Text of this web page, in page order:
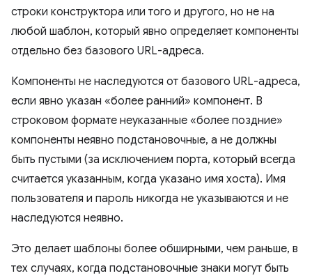
строки конструктора или того и другого, но не на
любой шаблон, который явно определяет компоненты
отдельно без базового URL-адреса.
Компоненты не наследуются от базового URL-адреса,
если явно указан «более ранний» компонент. В
строковом формате неуказанные «более поздние»
компоненты неявно подстановочные, а не должны
быть пустыми (за исключением порта, который всегда
считается указанным, когда указано имя хоста). Имя
пользователя и пароль никогда не указываются и не
наследуются неявно.
Это делает шаблоны более обширными, чем раньше, в
тех случаях, когда подстановочные знаки могут быть